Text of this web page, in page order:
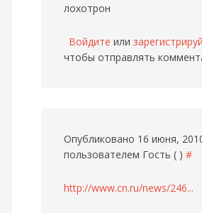
лохотрон
Войдите или
чтобы отправлять
Опубликовано 16 июня,
пользователем Гость ( ) #
http://www.cn.ru/news/246...